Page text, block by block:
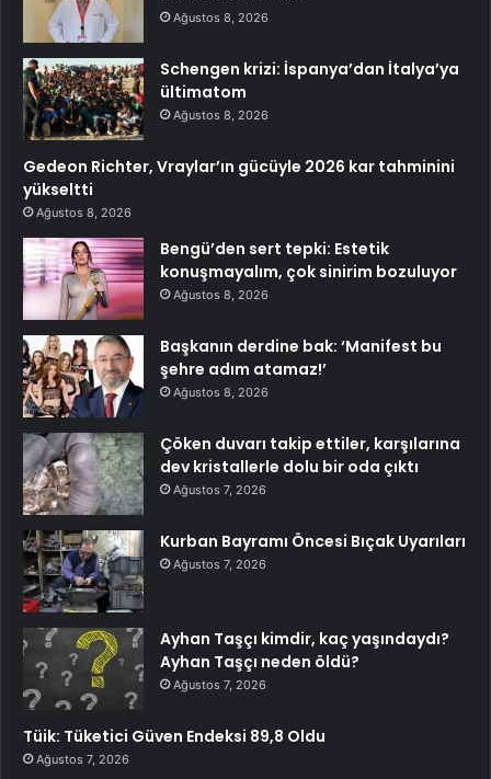
Ağustos 8, 2026
Schengen krizi: İspanya’dan İtalya’ya
ültimatom
Ağustos 8, 2026
Gedeon Richter, Vraylar’ın gücüyle 2026 kar tahminini
yükseltti
Ağustos 8, 2026
Bengü’den sert tepki: Estetik
konuşmayalım, çok sinirim bozuluyor
Ağustos 8, 2026
Başkanın derdine bak: ‘Manifest bu
şehre adım atamaz!’
Ağustos 8, 2026
Çöken duvarı takip ettiler, karşılarına
dev kristallerle dolu bir oda çıktı
Ağustos 7, 2026
Kurban Bayramı Öncesi Bıçak Uyarıları
Ağustos 7, 2026
Ayhan Taşçı kimdir, kaç yaşındaydı?
Ayhan Taşçı neden öldü?
Ağustos 7, 2026
Tüik: Tüketici Güven Endeksi 89,8 Oldu
Ağustos 7, 2026